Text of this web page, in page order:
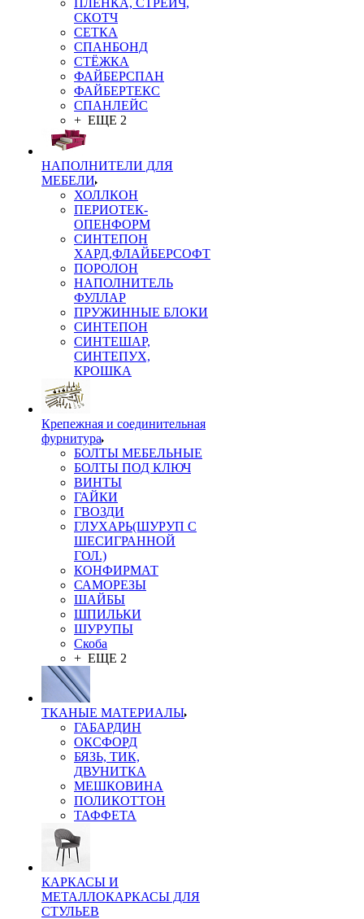
ПЛЁНКА, СТРЕЙЧ,
СКОТЧ
СЕТКА
СПАНБОНД
СТЁЖКА
ФАЙБЕРСПАН
ФАЙБЕРТЕКС
СПАНЛЕЙС
+ ЕЩЕ 2
НАПОЛНИТЕЛИ ДЛЯ
МЕБЕЛИ
ХОЛЛКОН
ПЕРИОТЕК-
ОПЕНФОРМ
СИНТЕПОН
ХАРД,ФЛАЙБЕРСОФТ
ПОРОЛОН
НАПОЛНИТЕЛЬ
ФУЛЛАР
ПРУЖИННЫЕ БЛОКИ
СИНТЕПОН
СИНТЕШАР,
СИНТЕПУХ,
КРОШКА
Крепежная и соединительная
фурнитура
БОЛТЫ МЕБЕЛЬНЫЕ
БОЛТЫ ПОД КЛЮЧ
ВИНТЫ
ГАЙКИ
ГВОЗДИ
ГЛУХАРЬ(ШУРУП С
ШЕСИГРАННОЙ
ГОЛ.)
КОНФИРМАТ
САМОРЕЗЫ
ШАЙБЫ
ШПИЛЬКИ
ШУРУПЫ
Скоба
+ ЕЩЕ 2
ТКАНЫЕ МАТЕРИАЛЫ
ГАБАРДИН
ОКСФОРД
БЯЗЬ, ТИК,
ДВУНИТКА
МЕШКОВИНА
ПОЛИКОТТОН
ТАФФЕТА
КАРКАСЫ И
МЕТАЛЛОКАРКАСЫ ДЛЯ
СТУЛЬЕВ